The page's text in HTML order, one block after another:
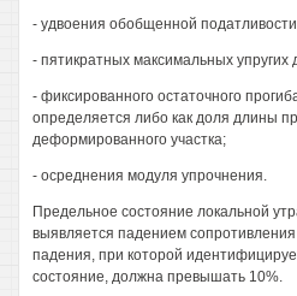
- удвоения обобщенной
- пятикратных максимальных упругих
- фиксированного остаточного
определяется либо как доля длины
деформированного участка;
- осреднения модуля упрочнения.
Предельное состояние локальной
выявляется падением
падения, при которой
состояние, должна превышать 10%.